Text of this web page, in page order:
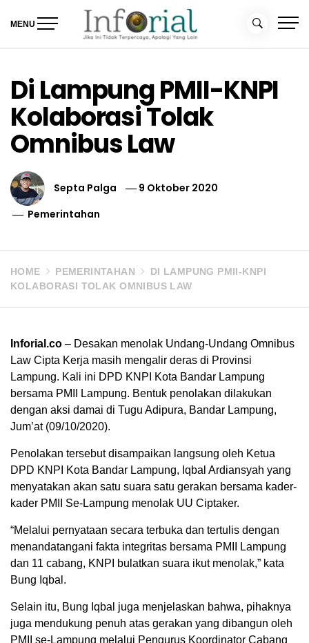
MENU
Di Lampung PMII-KNPI
Kolaborasi Tolak
Omnibus Law
Septa Palga
9 Oktober 2020
Pemerintahan
HOME PEMERINTAHAN
DI LAMPUNG PMII-KNPI
KOLABORASI TOLAK OMNIBUS LAW
Inforial.co – Desakan menolak Undang-Undang Omnibus
Law Cipta Kerja masih mengalir deras di Provinsi
Lampung. Kali ini DPD KNPI Kota Bandar Lampung
bersama PMII Lampung. Bentuk penolakan dilakukan
dengan aksi damai di Tugu Adipura, Bandar Lampung,
Jum’at (09/10/2020).
Penolakan tersebut disampaikan langsung oleh Ketua
DPD KNPI Kota Bandar Lampung, Iqbal Ardiansyah yang
menyatakan akan satu suara satu gerakan bersama kader-
kader PMII Se-Lampung menolak UU Ciptaker.
“Melalui pernyataan secara terbuka dan tertulis dengan
menandatangani fakta integritas bersama PMII Lampung
dan 11 cabang, KNPI bulatkan suara ikut menolak,” kata
Bung Iqbal.
Selain itu, Bung Iqbal juga menjelaskan bahwa, pihaknya
juga mendukung penuh atas gerakan yang dibangun oleh
PMII se-Lampung melalui Pengurus Koordinator Cabang